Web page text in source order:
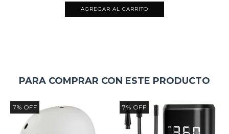
PARA COMPRAR CON ESTE PRODUCTO
7% OFF 7% OFF